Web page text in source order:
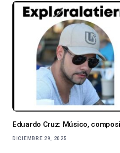
Eduardo Cruz: Músico,
DICIEMBRE 29, 2025